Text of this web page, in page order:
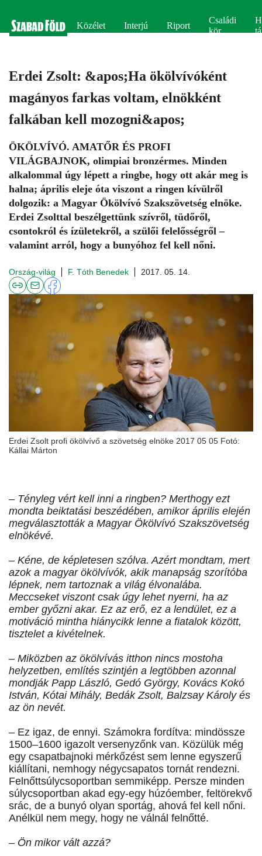
Közélet Interjú Riport
Családi
kör
Erdei Zsolt: &apos;Ha ökölvívóként
magányos farkas voltam, elnökként
falkában kell mozogni&apos;
ÖKÖLVÍVÓ. AMATŐR ÉS PROFI
VILÁGBAJNOK, olimpiai bronzérmes. Minden
alkalommal úgy lépett a ringbe, hogy ott akár meg is
halna; április eleje óta viszont a ringen kívülről
dolgozik: a Magyar Ökölvívó Szakszövetség elnöke.
Erdei Zsolttal beszélgettünk szívről, tüdőről,
csontokról és ízületekről, a szülői felelősségről –
valamint arról, hogy a bunyóhoz fel kell nőni.
Ország-világ F. Tóth Benedek 2017. 05. 14.
Erdei Zsolt profi ökölvívő a szövetség elnöke 2017 05 05 Fotó:
Kállai Márton
– Tényleg vért kell inni a ringben? Merthogy ezt
mondta beiktatási beszédében, amikor április elején
megválasztották a Magyar Ökölvívó Szakszövetség
elnökévé.
– Kéne, de képletesen szólva. Azért mondtam, mert
azok a magyar ökölvívók, akik manapság szorítóba
lépnek, nem tartoznak a világ élvonalába.
Meccseket viszont csak úgy lehet nyerni, ha az
ember győzni akar. Ez az erő, ez a lendület, ez a
motiváció mintha hiánycikk lenne a fiatalok között,
tisztelet a kivételnek.
– Miközben az ökölvívás itthon nincs mostoha
helyzetben, említés szintjén a legtöbben azonnal
mondják Papp László, Gedó György, Kovács Kokó
István, Kótai Mihály, Bedák Zsolt, Balzsay Károly és
az ön nevét.
– Ez igaz, de ennyi. Számokra fordítva: mindössze
1500–1600 igazolt versenyzőnk van. Közülük még
egy csapatbajnoki mérkőzést sem lenne egyszerű
kiállítani, nemhogy négycsapatos tornát rendezni.
Felnőttsúlycsoportban semmiképp. Persze minden
súlycsoportban akad egy-egy húzóember, feltörekvő
srác, de a bunyó olyan sportág, ahová fel kell nőni.
Anélkül nem megy, hogy ne válnál felnőtté.
– Ön mikor vált azzá?